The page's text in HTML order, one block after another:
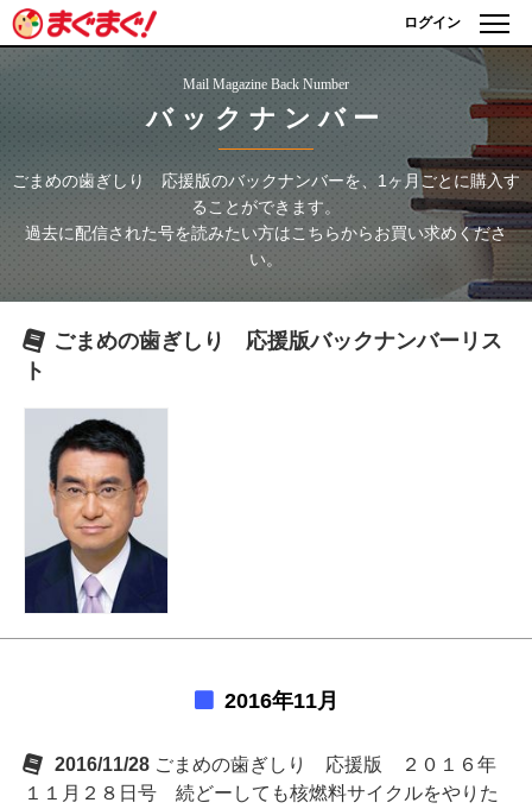
ログイン
Mail Magazine Back Number
バックナンバー
ごまめの歯ぎしり 応援版のバックナンバーを、1ヶ月ごとに購入す
ることができます。
過去に配信された号を読みたい方はこちらからお買い求めくださ
い。
ごまめの歯ぎしり 応援版バックナンバーリス
ト
2016年11月
2016/11/28 ごまめの歯ぎしり 応援版 ２０１６年
１１月２８日号 続どーしても核燃料サイクルをやりた